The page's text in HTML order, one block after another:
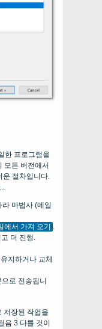
한 프로그램을
모든 버전에서
운 절차입니다.
마법사 (메일
에서 가져 오기
.
더 진행.
지하거나 교체
로 전송됩니
저장된 작업을
음 3 다를 것이